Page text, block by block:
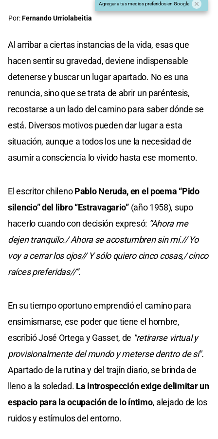
Agregar a tus medios preferidos en Google
Por:Fernando Urriolabeitia
Al arribar a ciertas instancias de la vida, esas que
hacen sentir su gravedad, deviene indispensable
detenerse y buscar un lugar apartado. No es una
renuncia, sino que se trata de abrir un paréntesis,
recostarse a un lado del camino para saber dónde se
está. Diversos motivos pueden dar lugar a esta
situación, aunque a todos los une la necesidad de
asumir a consciencia lo vivido hasta ese momento.
El escritor chilenoPablo Neruda, en el poema “Pido
silencio” del libro “Estravagario” (año 1958), supo
hacerlo cuando con decisión expresó: “Ahora me
dejen tranquilo./ Ahora se acostumbren sin mí.// Yo
voy a cerrar los ojos// Y sólo quiero cinco cosas,/ cinco
raíces preferidas//”.
En su tiempo oportuno emprendió el camino para
ensimismarse, ese poder que tiene el hombre,
escribió José Ortega y Gasset, de "retirarse virtual y
provisionalmente del mundo y meterse dentro de sí".
Apartado de la rutina y del trajín diario, se brinda de
lleno a la soledad. La introspección exige delimitar un
espacio para la ocupación de lo íntimo, alejado de los
ruidos y estímulos del entorno.